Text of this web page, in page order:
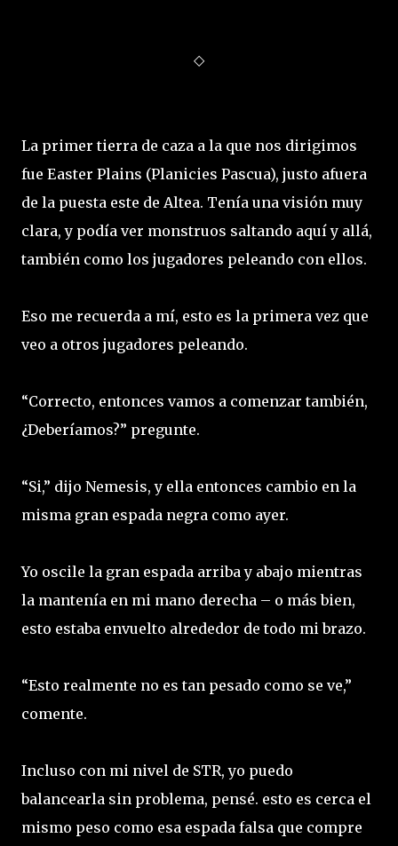
◇
La primer tierra de caza a la que nos dirigimos
fue Easter Plains (Planicies Pascua), justo afuera
de la puesta este de Altea. Tenía una visión muy
clara, y podía ver monstruos saltando aquí y allá,
también como los jugadores peleando con ellos.
Eso me recuerda a mí, esto es la primera vez que
veo a otros jugadores peleando.
“Correcto, entonces vamos a comenzar también,
¿Deberíamos?” pregunte.
“Si,” dijo Nemesis, y ella entonces cambio en la
misma gran espada negra como ayer.
Yo oscile la gran espada arriba y abajo mientras
la mantenía en mi mano derecha – o más bien,
esto estaba envuelto alrededor de todo mi brazo.
“Esto realmente no es tan pesado como se ve,”
comente.
Incluso con mi nivel de STR, yo puedo
balancearla sin problema, pensé. esto es cerca el
mismo peso como esa espada falsa que compre